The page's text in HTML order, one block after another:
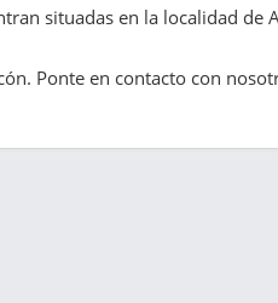
situadas en la localidad de
Ponte en contacto con